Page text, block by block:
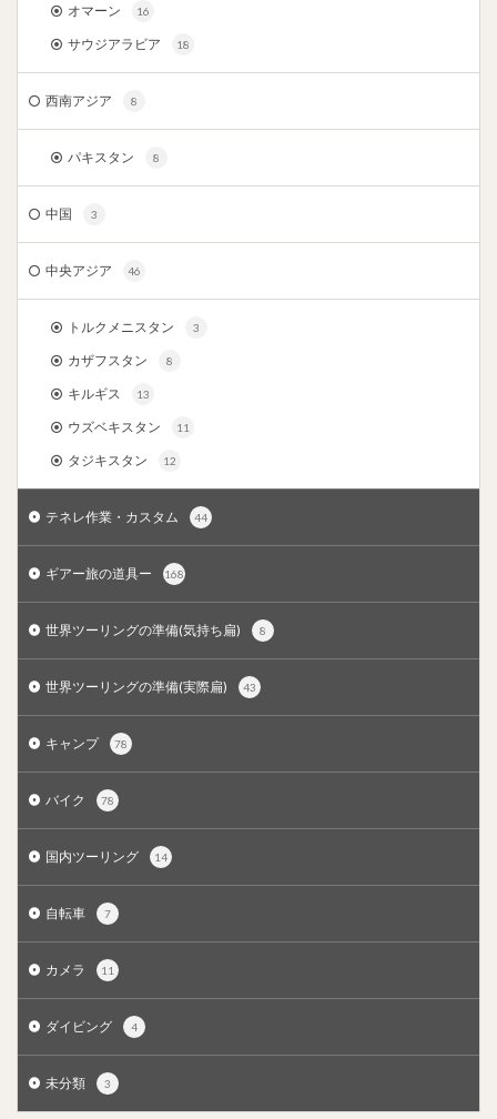
オマーン 16
サウジアラビア 18
西南アジア 8
パキスタン 8
中国 3
中央アジア 46
トルクメニスタン 3
カザフスタン 8
キルギス 13
ウズベキスタン 11
タジキスタン 12
テネレ作業・カスタム 44
ギアー旅の道具ー 168
世界ツーリングの準備(気持ち扁) 8
世界ツーリングの準備(実際扁) 43
キャンプ 78
バイク 78
国内ツーリング 14
自転車 7
カメラ 11
ダイビング 4
未分類 3